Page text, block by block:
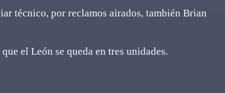
técnico, por reclamos airados, también Brian
el León se queda en tres unidades.